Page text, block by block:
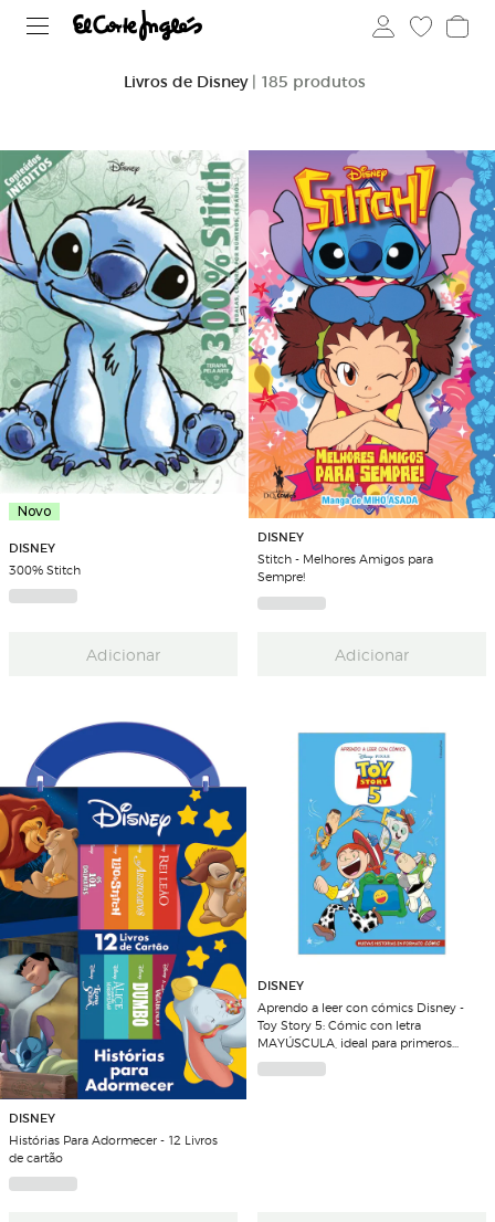
Livros de Disney | 185 produtos
Novo
DISNEY
300% Stitch
Adicionar
DISNEY
Stitch - Melhores Amigos para
Sempre!
Adicionar
DISNEY
Histórias Para Adormecer - 12 Livros
de cartão
DISNEY
Aprendo a leer con cómics Disney -
Toy Story 5: Cómic con letra
MAYÚSCULA, ideal para primeros
lectores. (Capa dura)